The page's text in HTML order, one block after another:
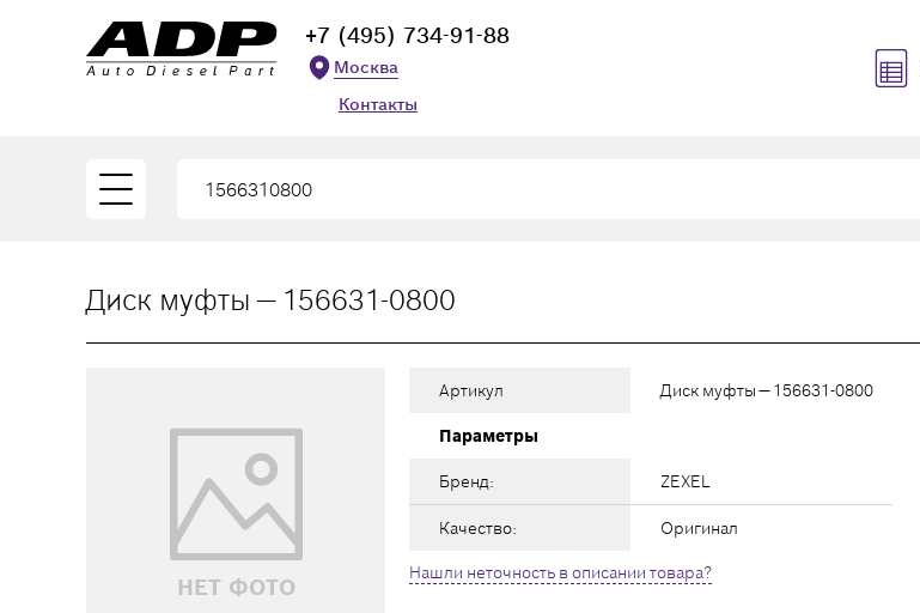
+7 (495) 734-91-88
Москва
Контакты
Диск муфты — 156631-0800
НЕТ ФОТО
Артикул Диск муфты — 156631-0800
Параметры
Бренд: ZEXEL
Качество: Оригинал
Нашли неточность в описании товара?